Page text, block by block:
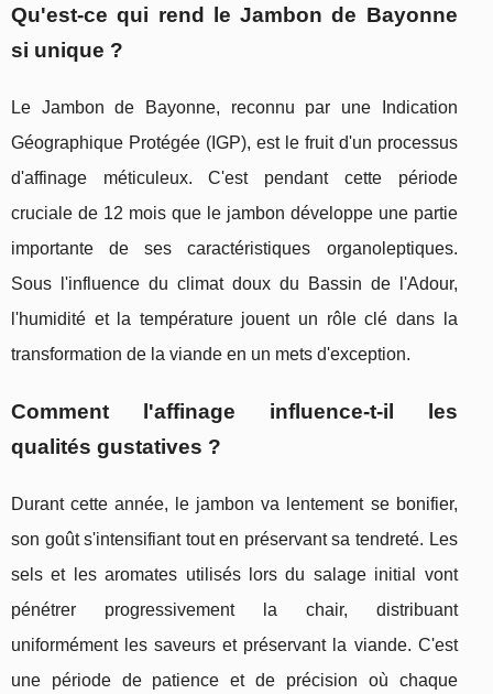
Qu'est-ce qui rend le Jambon de Bayonne
si unique ?
Le Jambon de Bayonne, reconnu par une Indication
Géographique Protégée (IGP), est le fruit d'un processus
d'affinage méticuleux. C'est pendant cette période
cruciale de 12 mois que le jambon développe une partie
importante de ses caractéristiques organoleptiques.
Sous l'influence du climat doux du Bassin de l'Adour,
l'humidité et la température jouent un rôle clé dans la
transformation de la viande en un mets d'exception.
Comment l'affinage influence-t-il les
qualités gustatives ?
Durant cette année, le jambon va lentement se bonifier,
son goût s'intensifiant tout en préservant sa tendreté. Les
sels et les aromates utilisés lors du salage initial vont
pénétrer progressivement la chair, distribuant
uniformément les saveurs et préservant la viande. C'est
une période de patience et de précision où chaque